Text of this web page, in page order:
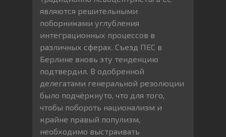
являются решительными
поборниками углубления
интеграционных процессов в
различных сферах. Съезд ПЕС в
Берлине вновь эту тенденцию
подтвердил. В одобренной
делегатами генеральной резолюции
было подчёркнуто, что для того,
чтобы побороть национализм и
крайне правый популизм,
необходимо выстраивать